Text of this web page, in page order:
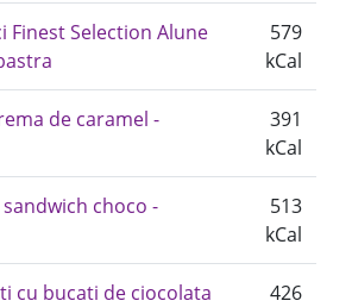
Finest Selection Alune
579
kCal
de caramel -
391
kCal
choco -
513
kCal
cu bucati de ciocolata
426